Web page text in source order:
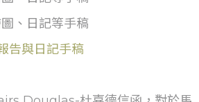
、日記等手稿
告與日記手稿